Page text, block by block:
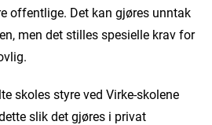
offentlige. Det kan gjøres unntak
men det stilles spesielle krav for
skoles styre ved Virke-skolene
slik det gjøres i privat